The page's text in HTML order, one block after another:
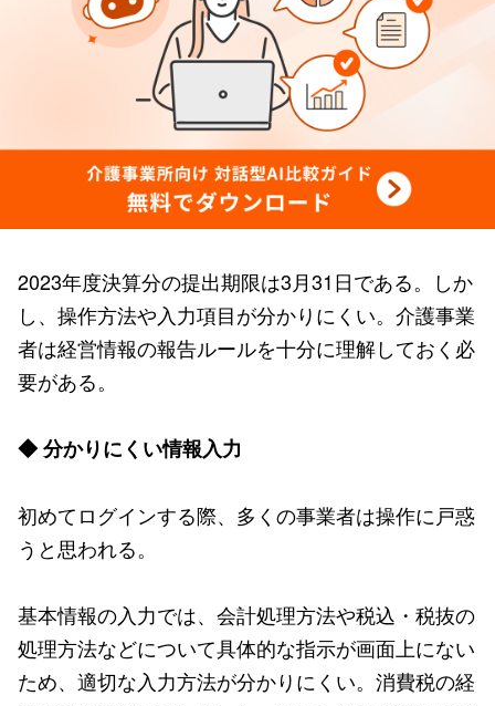
2023年度決算分の提出期限は3月31日である。しか
し、操作方法や入力項目が分かりにくい。介護事業
者は経営情報の報告ルールを十分に理解しておく必
要がある。
◆ 分かりにくい情報入力
初めてログインする際、多くの事業者は操作に戸惑
うと思われる。
基本情報の入力では、会計処理方法や税込・税抜の
処理方法などについて具体的な指示が画面上にない
ため、適切な入力方法が分かりにくい。消費税の経